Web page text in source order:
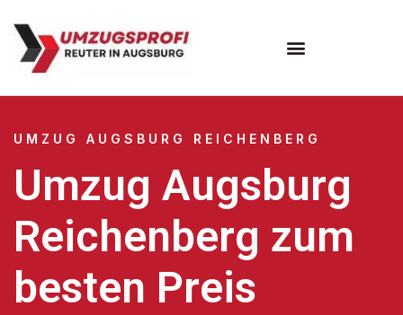
UMZUG AUGSBURG REICHENBERG
Umzug Augsburg
Reichenberg zum
besten Preis